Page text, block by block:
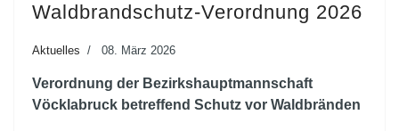
Waldbrandschutz-Verordnung 2026
Aktuelles 08. März 2026
Verordnung der Bezirkshauptmannschaft
Vöcklabruck betreffend Schutz vor Waldbränden